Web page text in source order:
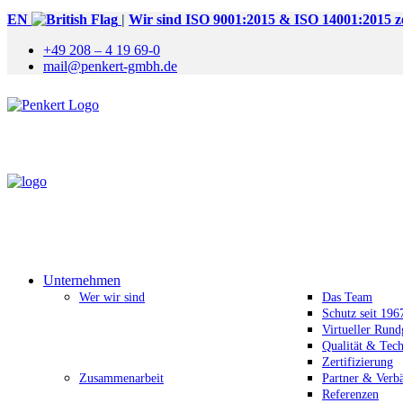
EN | Wir sind ISO 9001:2015 & ISO 14001:2015
+49 208 – 4 19 69-0
mail@penkert-gmbh.de
Unternehmen
Wer wir sind
Das Team
Schutz seit
Virtueller
Qualität &
Zertifizierung
Zusammenarbeit
Partner &
Referenzen